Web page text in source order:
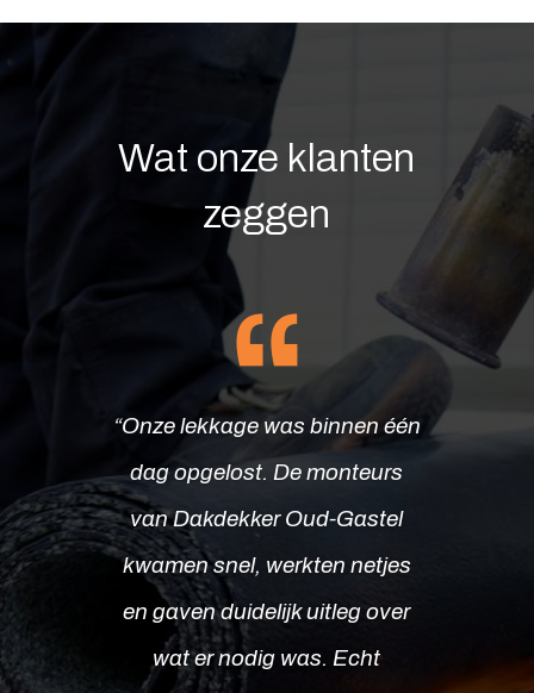
Wat onze klanten
zeggen
“Onze lekkage was binnen één
dag opgelost. De monteurs
van Dakdekker Oud-Gastel
kwamen snel, werkten netjes
en gaven duidelijk uitleg over
wat er nodig was. Echt
“Zeer tevreden over de nieuwe
dakbedekking die ze hebben
geplaatst. Alles werd volgens
afspraak uitgevoerd en ze
lieten alles keurig schoon